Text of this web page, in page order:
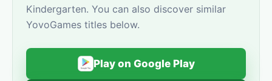
Kindergarten. You can also discover similar
YovoGames titles below.
Play on Google Play